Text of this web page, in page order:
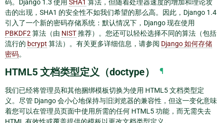
码。Django 1.3 使用 SHA1 算法，但随着处理器速度的增加和理论攻
击的出现，SHA1 的安全性不如我们希望的那么高。因此，Django 1.4
引入了一个新的密码存储系统：默认情况下，Django 现在使用
PBKDF2 算法（由 NIST推荐）。您还可以轻松选择不同的算法（包括
流行的 bcrypt 算法）。有关更多详细信息，请参阅 Django 如何存储
密码。
HTML5 文档类型定义（doctype） ¶
我们已经将管理员和其他捆绑模板切换为使用 HTML5 文档类型定
义。尽管 Django 会小心地保持与旧浏览器的兼容性，但这一变化意味
着您可以在管理员页面中使用所需的任何 HTML5 功能，而无需失去